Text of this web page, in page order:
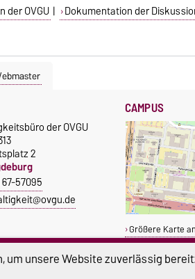
der OVGU | Dokumentation der
der OVGU
2
67-57095
CAMPUS
Größere Karte
unsere Website zuverlässig